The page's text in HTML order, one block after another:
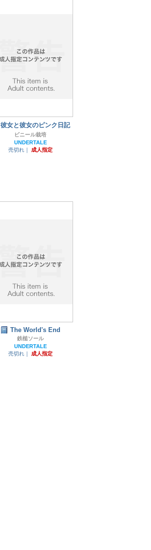
彼女と彼女のピンク日記
ビニール栽培
UNDERTALE
売切れ｜
成人指定
The World's End
鉄槌ソール
UNDERTALE
売切れ｜
成人指定